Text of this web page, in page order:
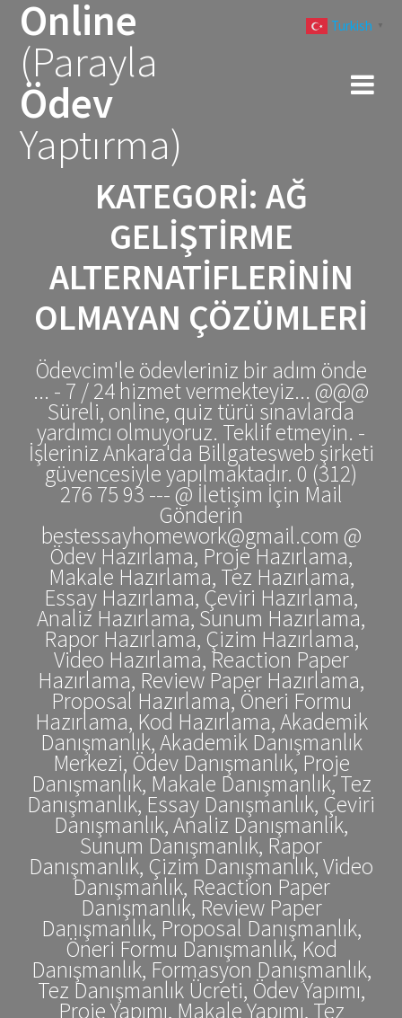
Online
(Parayla
Ödev
Yaptırma)
KATEGORI: AĞ
GELIŞTIRME
ALTERNATIFLERININ
OLMAYAN ÇÖZÜMLERI
Ödevcim'le ödevleriniz bir adım önde
... - 7 / 24 hizmet vermekteyiz... @@@
Süreli, online, quiz türü sınavlarda
yardımcı olmuyoruz. Teklif etmeyin. -
İşleriniz Ankara'da Billgatesweb şirketi
güvencesiyle yapılmaktadır. 0 (312)
276 75 93 --- @ İletişim İçin Mail
Gönderin
bestessayhomework@gmail.com @
Ödev Hazırlama, Proje Hazırlama,
Makale Hazırlama, Tez Hazırlama,
Essay Hazırlama, Çeviri Hazırlama,
Analiz Hazırlama, Sunum Hazırlama,
Rapor Hazırlama, Çizim Hazırlama,
Video Hazırlama, Reaction Paper
Hazırlama, Review Paper Hazırlama,
Proposal Hazırlama, Öneri Formu
Hazırlama, Kod Hazırlama, Akademik
Danışmanlık, Akademik Danışmanlık
Merkezi, Ödev Danışmanlık, Proje
Danışmanlık, Makale Danışmanlık, Tez
Danışmanlık, Essay Danışmanlık, Çeviri
Danışmanlık, Analiz Danışmanlık,
Sunum Danışmanlık, Rapor
Danışmanlık, Çizim Danışmanlık, Video
Danışmanlık, Reaction Paper
Danışmanlık, Review Paper
Danışmanlık, Proposal Danışmanlık,
Öneri Formu Danışmanlık, Kod
Danışmanlık, Formasyon Danışmanlık,
Tez Danışmanlık Ücreti, Ödev Yapımı,
Proje Yapımı, Makale Yapımı, Tez
Turkish ▼